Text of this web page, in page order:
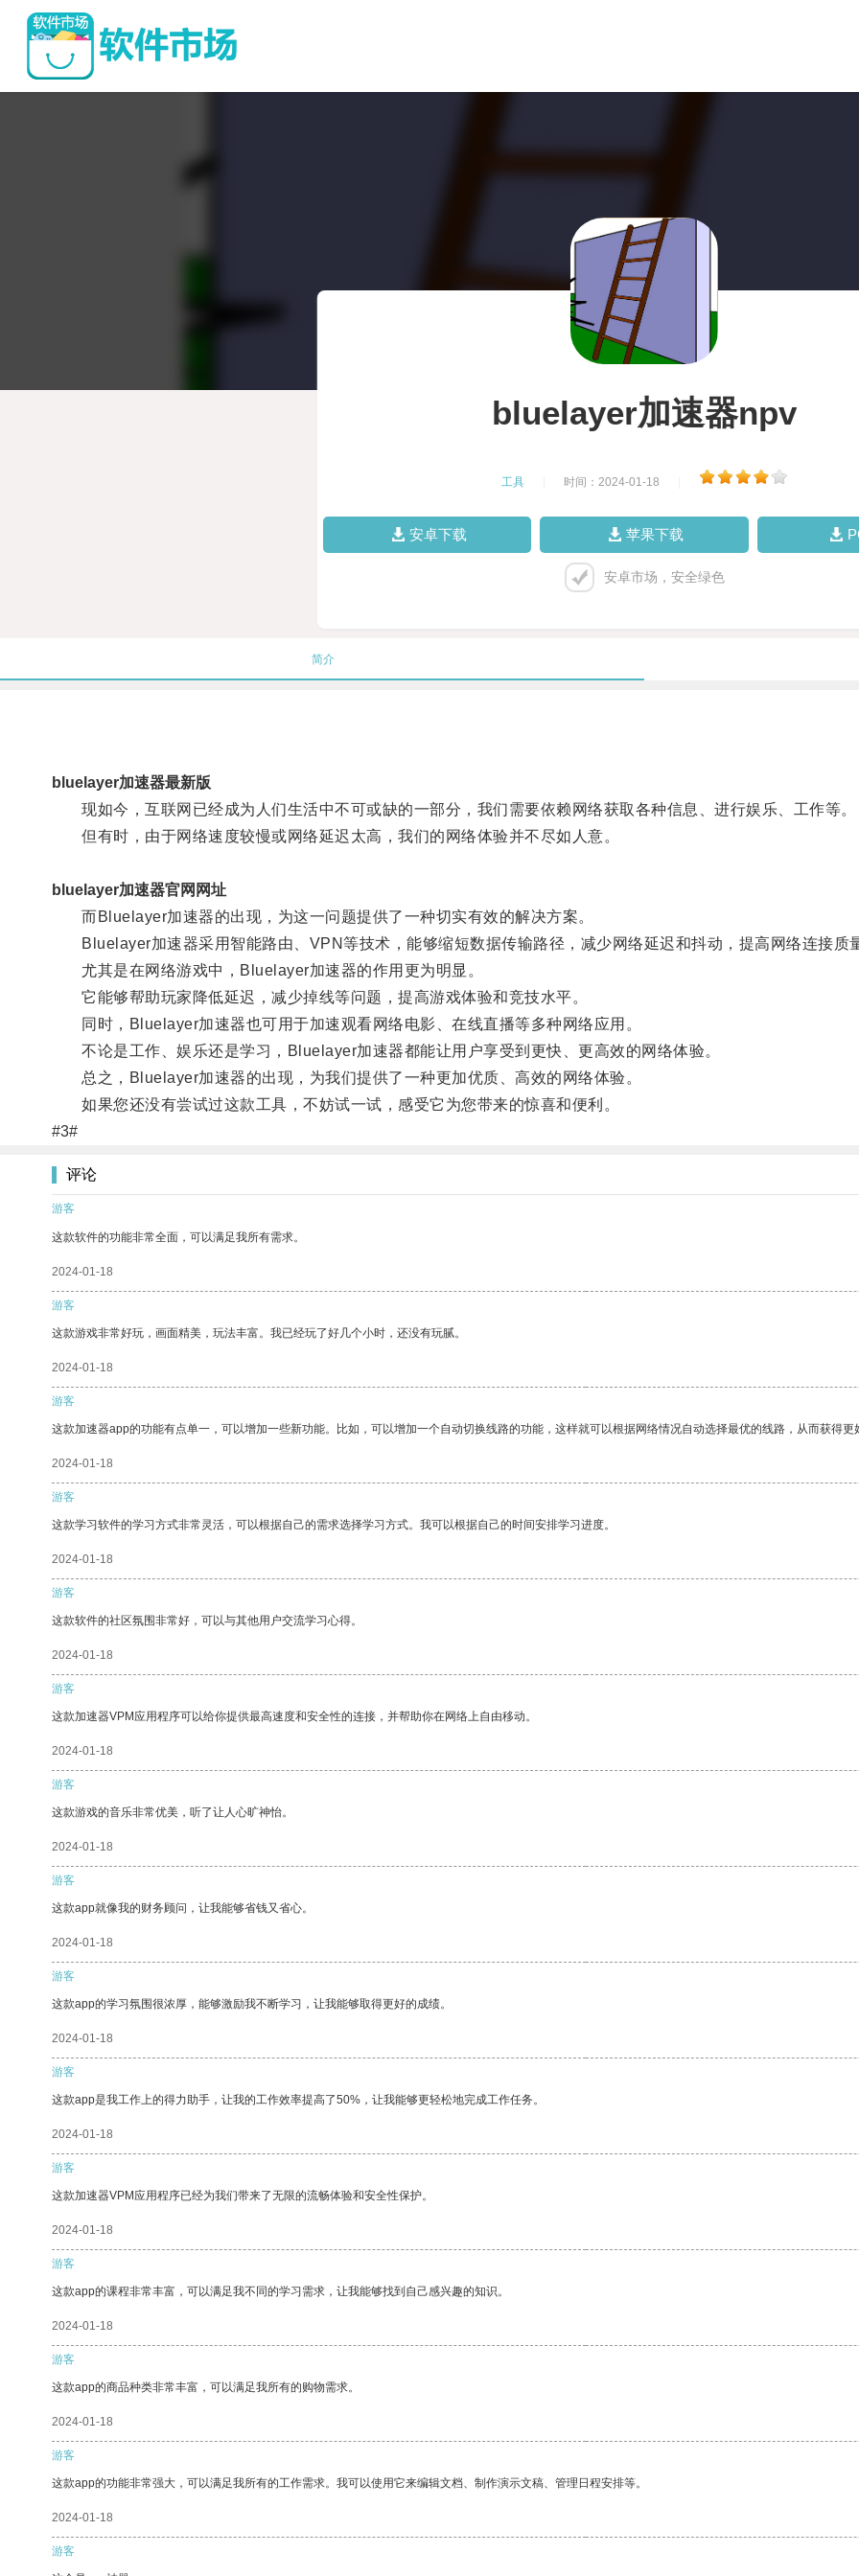
bluelayer加速器npv
工具 时间：2024-01-18
安卓下载 苹果下载
安卓市场，安全绿色
简介
bluelayer加速器最新版
现如今，互联网已经成为人们生活中不可或缺的一部分，我们需要依赖网络获取各种信息、进行娱乐、工作等。
但有时，由于网络速度较慢或网络延迟太高，我们的网络体验并不尽如人意。
bluelayer加速器官网网址
而Bluelayer加速器的出现，为这一问题提供了一种切实有效的解决方案。
Bluelayer加速器采用智能路由、VPN等技术，能够缩短数据传输路径，减少网络延迟和抖动，提高网络连接质
尤其是在网络游戏中，Bluelayer加速器的作用更为明显。
它能够帮助玩家降低延迟，减少掉线等问题，提高游戏体验和竞技水平。
同时，Bluelayer加速器也可用于加速观看网络电影、在线直播等多种网络应用。
不论是工作、娱乐还是学习，Bluelayer加速器都能让用户享受到更快、更高效的网络体验。
总之，Bluelayer加速器的出现，为我们提供了一种更加优质、高效的网络体验。
如果您还没有尝试过这款工具，不妨试一试，感受它为您带来的惊喜和便利。
#3#
评论
游客
这款软件的功能非常全面，可以满足我所有需求。
2024-01-18
游客
这款游戏非常好玩，画面精美，玩法丰富。我已经玩了好几个小时，还没有玩腻。
2024-01-18
游客
这款加速器app的功能有点单一，可以增加一些新功能。比如，可以增加一个自动切换线路的功能，这样就可以根据网络情况自动选择最优的线路，从而获得更
2024-01-18
游客
这款学习软件的学习方式非常灵活，可以根据自己的需求选择学习方式。我可以根据自己的时间安排学习进度。
2024-01-18
游客
这款软件的社区氛围非常好，可以与其他用户交流学习心得。
2024-01-18
游客
这款加速器VPM应用程序可以给你提供最高速度和安全性的连接，并帮助你在网络上自由移动。
2024-01-18
游客
这款游戏的音乐非常优美，听了让人心旷神怡。
2024-01-18
游客
这款app就像我的财务顾问，让我能够省钱又省心。
2024-01-18
游客
这款app的学习氛围很浓厚，能够激励我不断学习，让我能够取得更好的成绩。
2024-01-18
游客
这款app是我工作上的得力助手，让我的工作效率提高了50%，让我能够更轻松地完成工作任务。
2024-01-18
游客
这款加速器VPM应用程序已经为我们带来了无限的流畅体验和安全性保护。
2024-01-18
游客
这款app的课程非常丰富，可以满足我不同的学习需求，让我能够找到自己感兴趣的知识。
2024-01-18
游客
这款app的商品种类非常丰富，可以满足我所有的购物需求。
2024-01-18
游客
这款app的功能非常强大，可以满足我所有的工作需求。我可以使用它来编辑文档、制作演示文稿、管理日程安排等。
2024-01-18
游客